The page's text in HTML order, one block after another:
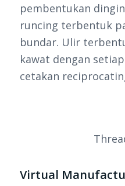
pembentukan
runcing terbentuk
bundar. Ulir
kawat dengan
cetakan
Virtual